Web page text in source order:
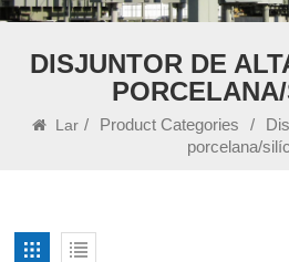
DISJUNTOR DE
Lar / Product Categories /
porcelana/